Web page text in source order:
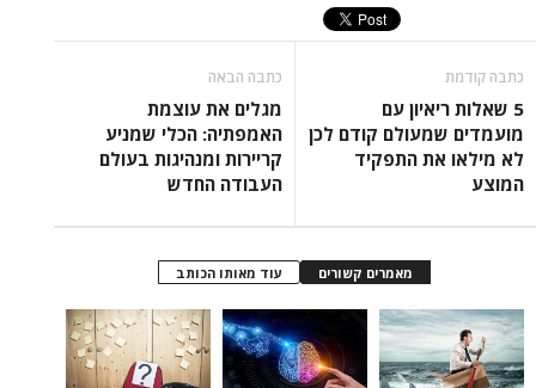
כתבה קודמת
5 שאלות ריאיון עם
מועמדים שמעולם קודם לכן
לא מילאו את התפקיד
המוצע
כתבה הבאה
מגלים את עוצמת
האמפתיה: הכלי שמניע
קריירות ומנהיגות בעולם
העבודה החדש
מאמרים קשורים עוד מאותו הכותב